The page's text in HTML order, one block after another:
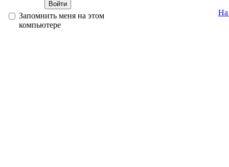
Запомнить меня на этом
компьютере
На